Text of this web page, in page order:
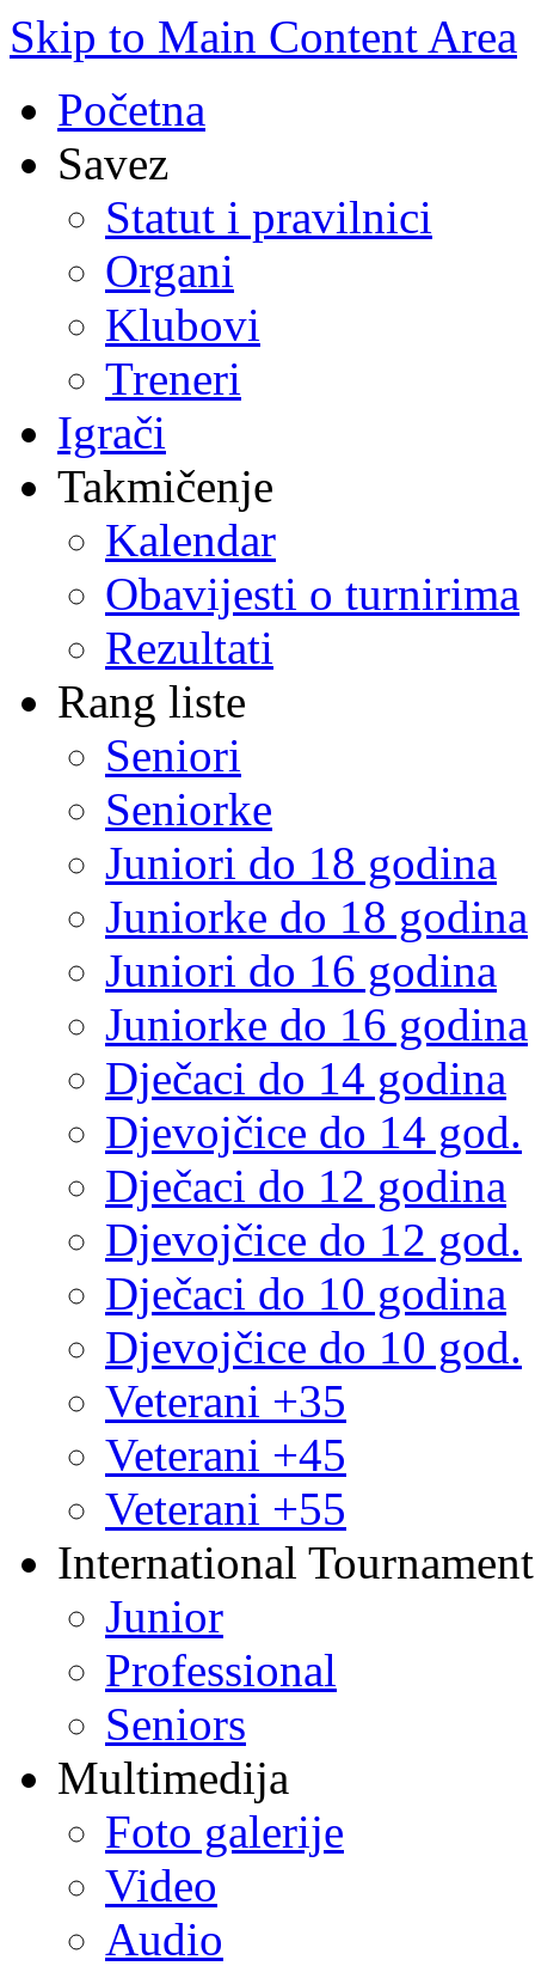
Skip to Main Content Area
Početna
Savez
Statut i pravilnici
Organi
Klubovi
Treneri
Igrači
Takmičenje
Kalendar
Obavijesti o turnirima
Rezultati
Rang liste
Seniori
Seniorke
Juniori do 18 godina
Juniorke do 18 godina
Juniori do 16 godina
Juniorke do 16 godina
Dječaci do 14 godina
Djevojčice do 14 god.
Dječaci do 12 godina
Djevojčice do 12 god.
Dječaci do 10 godina
Djevojčice do 10 god.
Veterani +35
Veterani +45
Veterani +55
International
Junior
Professional
Seniors
Multimedija
Foto galerije
Video
Audio